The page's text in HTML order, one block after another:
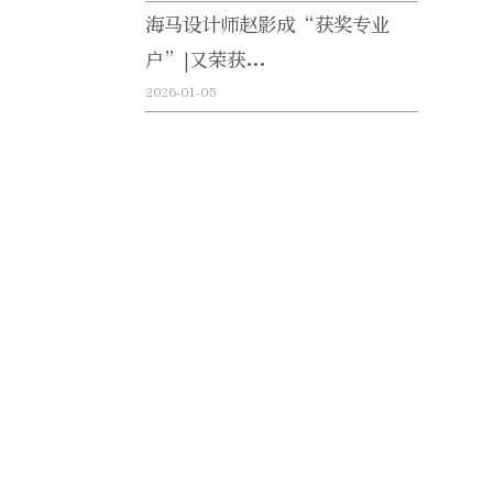
海马设计师赵影成“获奖专业
户”|又荣获...
2026-01-05